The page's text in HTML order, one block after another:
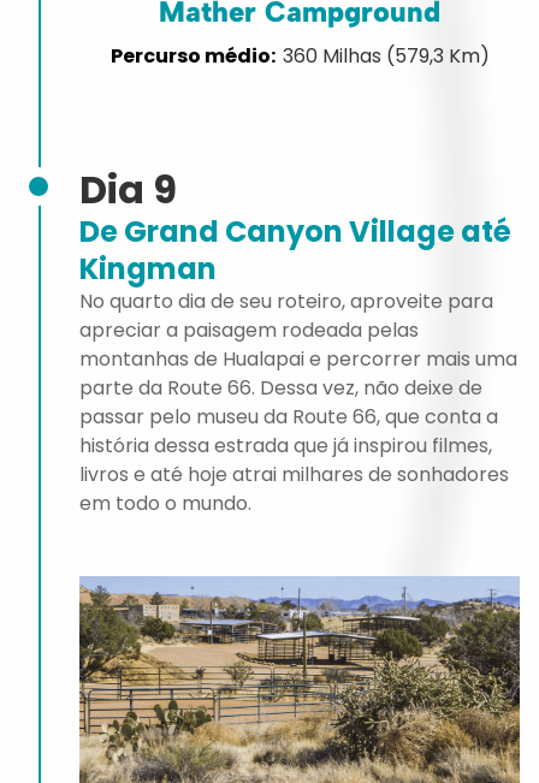
Mather Campground
360 Milhas (579,3 Km)
Dia 9
De Grand Canyon Village até
Kingman
No quarto dia de seu roteiro, aproveite para
apreciar a paisagem rodeada pelas
montanhas de Hualapai e percorrer mais uma
parte da Route 66. Dessa vez, não deixe de
passar pelo museu da Route 66, que conta a
história dessa estrada que já inspirou filmes,
livros e até hoje atrai milhares de sonhadores
em todo o mundo.